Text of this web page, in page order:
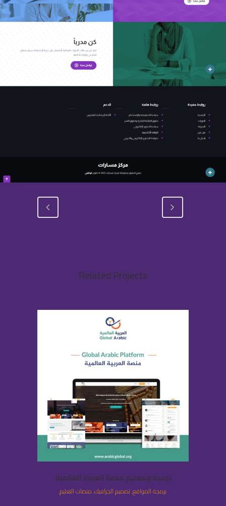
Related Projects
برمجة وتصميم منصة العربية العالمية
برمجة المواقع, تصميم الجرافيك, منصات التعليم